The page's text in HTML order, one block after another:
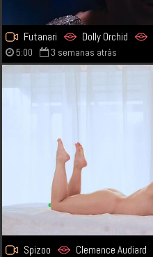
Futanari Dolly Orchid
5:00 3 semanas atrás
Spizoo Clemence Audiard